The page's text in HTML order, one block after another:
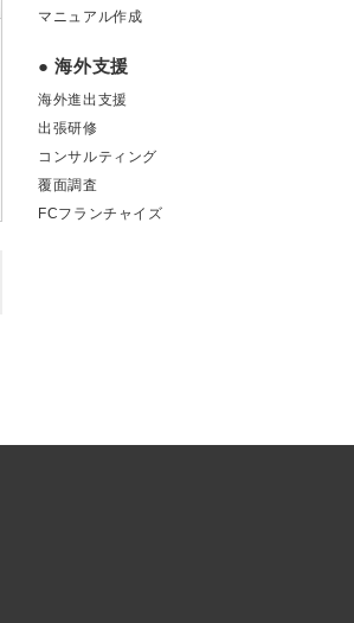
マニュアル作成
● 海外支援
海外進出支援
出張研修
コンサルティング
覆面調査
FCフランチャイズ